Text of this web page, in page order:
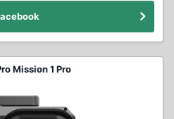
Mission 1 Pro